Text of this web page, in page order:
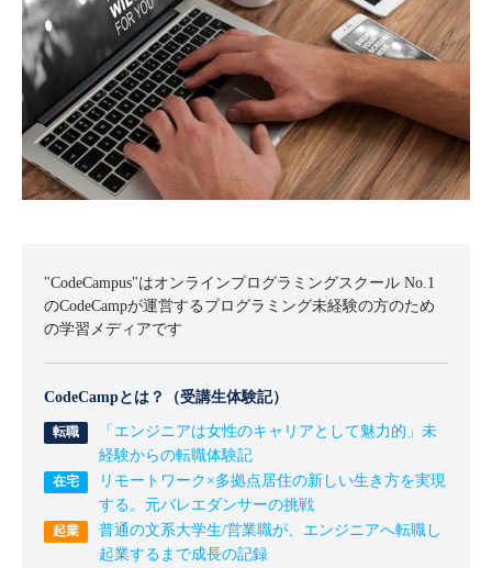
"CodeCampus"はオンラインプログラミングスクール No.1
のCodeCampが運営するプログラミング未経験の方のため
の学習メディアです
CodeCampとは？（受講生体験記）
「エンジニアは女性のキャリアとして魅力的」未
経験からの転職体験記
リモートワーク×多拠点居住の新しい生き方を実現
する。元バレエダンサーの挑戦
普通の文系大学生/営業職が、エンジニアへ転職し
起業するまで成長の記録